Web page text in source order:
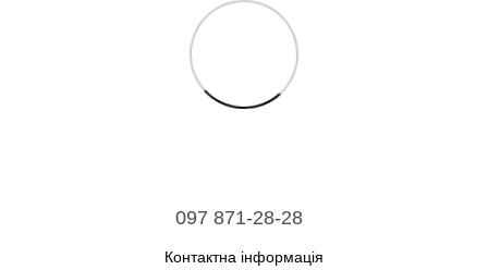
097 871-28-28
Контактна інформація